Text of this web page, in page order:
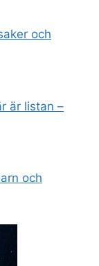
och
är listan –
och